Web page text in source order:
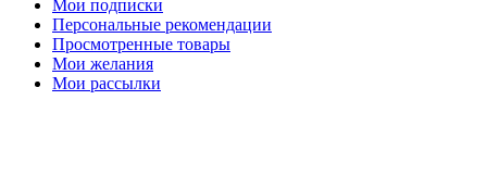
Мои подписки
Персональные рекомендации
Просмотренные товары
Мои желания
Мои рассылки